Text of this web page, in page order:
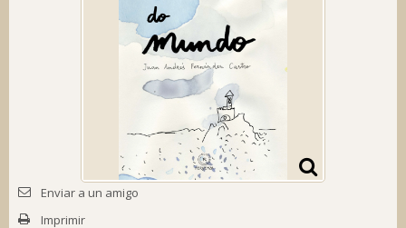
Enviar a un amigo
Imprimir